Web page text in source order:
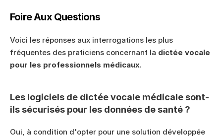
Foire Aux Questions
Voici les réponses aux interrogations les plus
fréquentes des praticiens concernant la dictée vocale
pour les professionnels médicaux.
Les logiciels de dictée vocale médicale sont-
ils sécurisés pour les données de santé ?
Oui, à condition d'opter pour une solution développée